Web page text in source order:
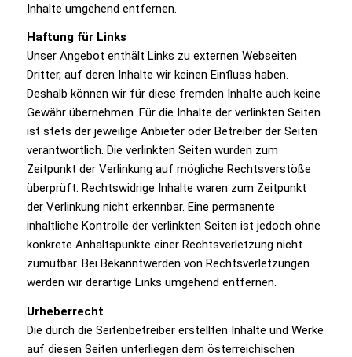
Inhalte umgehend entfernen.
Haftung für Links
Unser Angebot enthält Links zu externen Webseiten
Dritter, auf deren Inhalte wir keinen Einfluss haben.
Deshalb können wir für diese fremden Inhalte auch keine
Gewähr übernehmen. Für die Inhalte der verlinkten Seiten
ist stets der jeweilige Anbieter oder Betreiber der Seiten
verantwortlich. Die verlinkten Seiten wurden zum
Zeitpunkt der Verlinkung auf mögliche Rechtsverstöße
überprüft. Rechtswidrige Inhalte waren zum Zeitpunkt
der Verlinkung nicht erkennbar. Eine permanente
inhaltliche Kontrolle der verlinkten Seiten ist jedoch ohne
konkrete Anhaltspunkte einer Rechtsverletzung nicht
zumutbar. Bei Bekanntwerden von Rechtsverletzungen
werden wir derartige Links umgehend entfernen.
Urheberrecht
Die durch die Seitenbetreiber erstellten Inhalte und Werke
auf diesen Seiten unterliegen dem österreichischen